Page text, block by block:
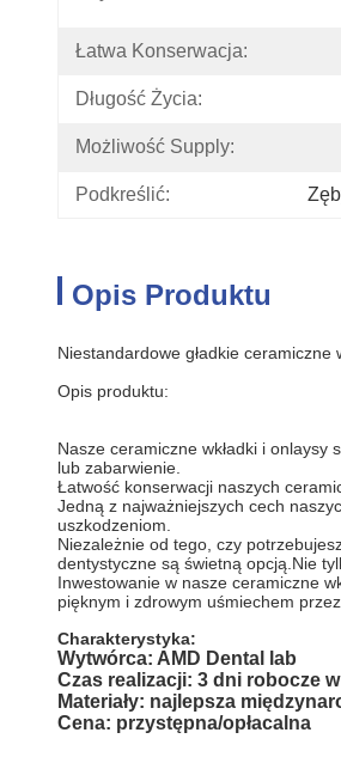
Łatwa Konserwacja:
Długość Życia:
Możliwość Supply:
Podkreślić:
Opis Produktu
Niestandardowe gładkie
Opis produktu:
Nasze ceramiczne wkładki i
lub zabarwienie.
Łatwość konserwacji naszych
Jedną z najważniejszych cech
uszkodzeniom.
Niezależnie od tego, czy
dentystyczne są świetną opcją.Nie
Inwestowanie w nasze ceramiczne
pięknym i zdrowym uśmiechem
Charakterystyka:
Wytwórca: AMD Dental lab
Czas realizacji: 3 dni robocze
Materiały: najlepsza
Cena: przystępna/opłacalna